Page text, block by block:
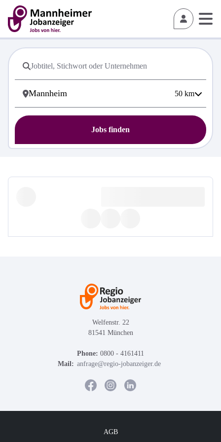
50 km
Jobs finden
Welfenstr. 22
81541 München
Phone: 0800 - 4161411
Mail: anfrage@regio-jobanzeiger.de
AGB